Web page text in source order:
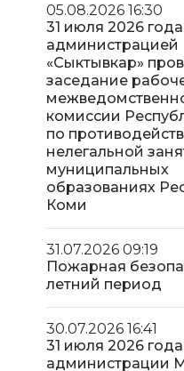
05.08.2026 16:30
31 июля 2026 года
«Сыктывкар»
заседание
комиссии
по
нелегальной
муниципальных
образованиях
Коми
31.07.2026 09:19
Пожарная
летний период
30.07.2026 16:41
31 июля 2026
администрации